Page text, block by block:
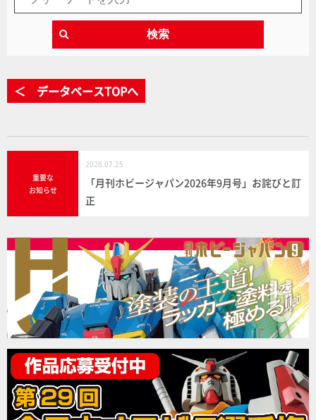
検索
＜ データベースTOPへ
重要な
お知らせ
2026.07.25
「月刊ホビージャパン2026年9月号」お詫びと訂
正